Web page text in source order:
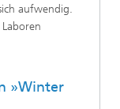
aufwendig.
»Winter